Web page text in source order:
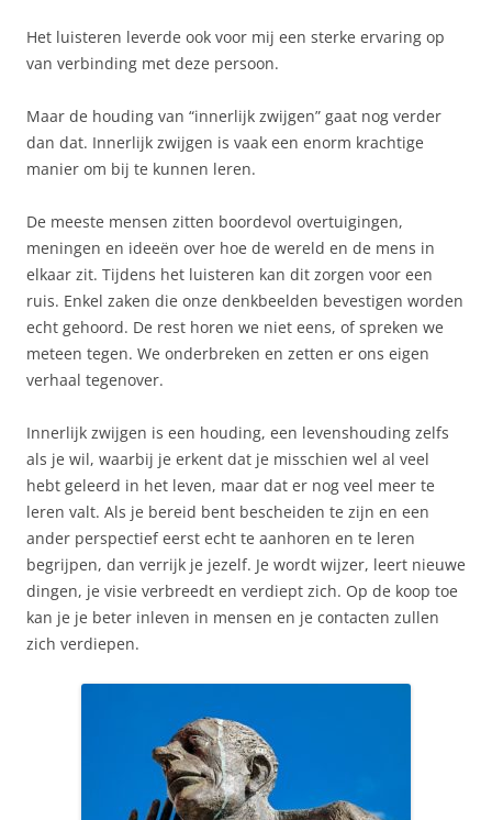
Het luisteren leverde ook voor mij een sterke ervaring op
van verbinding met deze persoon.
Maar de houding van “innerlijk zwijgen” gaat nog verder
dan dat. Innerlijk zwijgen is vaak een enorm krachtige
manier om bij te kunnen leren.
De meeste mensen zitten boordevol overtuigingen,
meningen en ideeën over hoe de wereld en de mens in
elkaar zit. Tijdens het luisteren kan dit zorgen voor een
ruis. Enkel zaken die onze denkbeelden bevestigen worden
echt gehoord. De rest horen we niet eens, of spreken we
meteen tegen. We onderbreken en zetten er ons eigen
verhaal tegenover.
Innerlijk zwijgen is een houding, een levenshouding zelfs
als je wil, waarbij je erkent dat je misschien wel al veel
hebt geleerd in het leven, maar dat er nog veel meer te
leren valt. Als je bereid bent bescheiden te zijn en een
ander perspectief eerst echt te aanhoren en te leren
begrijpen, dan verrijk je jezelf. Je wordt wijzer, leert nieuwe
dingen, je visie verbreedt en verdiept zich. Op de koop toe
kan je je beter inleven in mensen en je contacten zullen
zich verdiepen.